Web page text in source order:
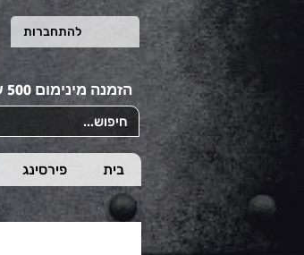
להתחברות
הזמנה מינימום 500 ש״ח
בית פירסינג